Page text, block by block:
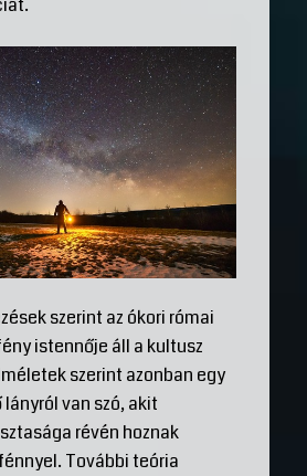
szerint az ókori római
istennője áll a kultusz
szerint azonban egy
van szó, akit
révén hoznak
További teória